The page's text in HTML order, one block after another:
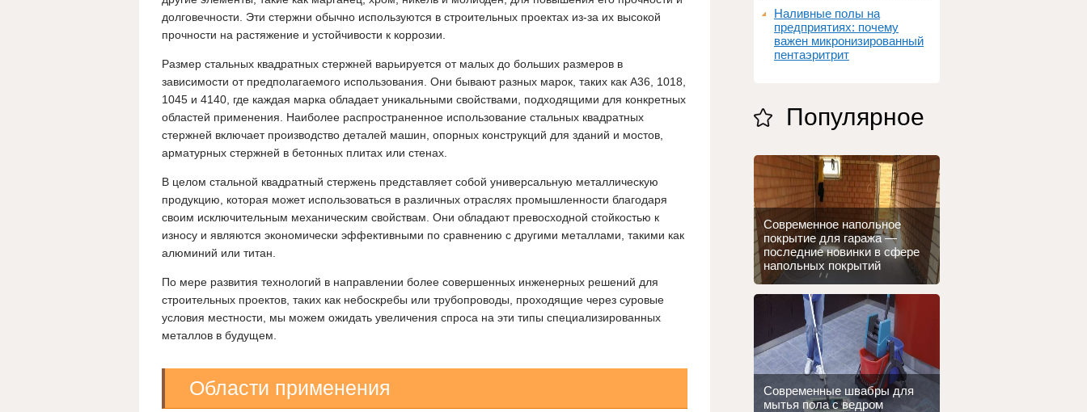
долговечности. Эти стержни обычно используются в строительных проектах из-за их высокой
прочности на растяжение и устойчивости к коррозии.
Размер стальных квадратных стержней варьируется от малых до больших размеров в
зависимости от предполагаемого использования. Они бывают разных марок, таких как A36, 1018,
1045 и 4140, где каждая марка обладает уникальными свойствами, подходящими для конкретных
областей применения. Наиболее распространенное использование стальных квадратных
стержней включает производство деталей машин, опорных конструкций для зданий и мостов,
арматурных стержней в бетонных плитах или стенах.
В целом стальной квадратный стержень представляет собой универсальную металлическую
продукцию, которая может использоваться в различных отраслях промышленности благодаря
своим исключительным механическим свойствам. Они обладают превосходной стойкостью к
износу и являются экономически эффективными по сравнению с другими металлами, такими как
алюминий или титан.
По мере развития технологий в направлении более совершенных инженерных решений для
строительных проектов, таких как небоскребы или трубопроводы, проходящие через суровые
условия местности, мы можем ожидать увеличения спроса на эти типы специализированных
металлов в будущем.
Области применения
Наливные полы на
предприятиях: почему
важен микронизированный
пентаэритрит
Популярное
Современное напольное
покрытие для гаража —
последние новинки в сфере
напольных покрытий
Современные швабры для
мытья пола с ведром